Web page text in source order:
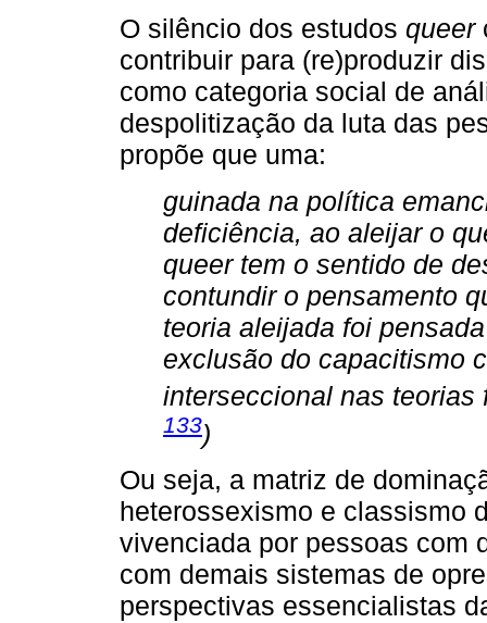
O silêncio dos estudos queer
contribuir para (re)produzir
como categoria social de
despolitização da luta das
propõe que uma:
guinada na política
deficiência, ao aleijar o
queer tem o sentido de
contundir o pensamento
teoria aleijada foi
exclusão do capacitismo
interseccional nas teorias
133)
Ou seja, a matriz de
heterossexismo e classismo
vivenciada por pessoas com
com demais sistemas de
perspectivas essencialistas